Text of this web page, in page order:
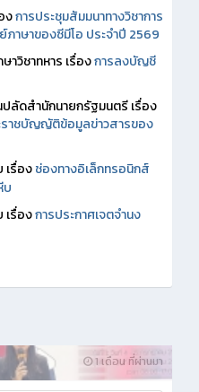
งการประชุมสัมมนาทางวิชาการ
าษาของซีมีโอ ประจำปี 2569
าวิชาทหาร เรื่องการลงบัญชี
ลัดสำนักนายกรัฐมนตรี เรื่อง
ชบัญญัติข้อมูลข่าวสารของ
เรื่องช่องทางอิเล็กทรอนิกส์
บ
เรื่องการประกาศเจตจำนง
1 เดือน ที่ผ่านมา